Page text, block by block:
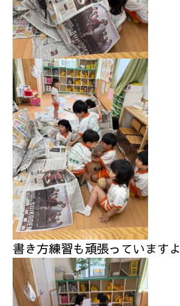
書き方練習も頑張っていますよ